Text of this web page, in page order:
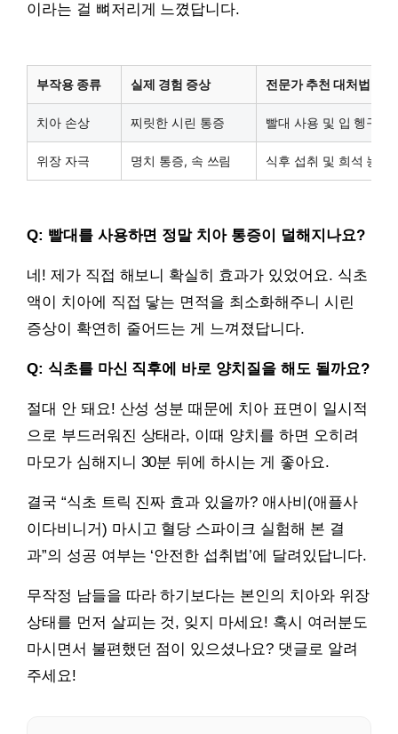
이라는 걸 뼈저리게 느꼈답니다.
부작용 종류 실제 경험 증상 전문가 추천 대처법
치아 손상 찌릿한 시린 통증 빨대 사용 및 입 헹구기
위장 자극 명치 통증, 속 쓰림 식후 섭취 및 희석 농도
Q: 빨대를 사용하면 정말 치아 통증이 덜해지나요?
네! 제가 직접 해보니 확실히 효과가 있었어요. 식초
액이 치아에 직접 닿는 면적을 최소화해주니 시린
증상이 확연히 줄어드는 게 느껴졌답니다.
Q: 식초를 마신 직후에 바로 양치질을 해도 될까요?
절대 안 돼요! 산성 성분 때문에 치아 표면이 일시적
으로 부드러워진 상태라, 이때 양치를 하면 오히려
마모가 심해지니 30분 뒤에 하시는 게 좋아요.
결국 “식초 트릭 진짜 효과 있을까? 애사비(애플사
이다비니거) 마시고 혈당 스파이크 실험해 본 결
과”의 성공 여부는 ‘안전한 섭취법’에 달려있답니다.
무작정 남들을 따라 하기보다는 본인의 치아와 위장
상태를 먼저 살피는 것, 잊지 마세요! 혹시 여러분도
마시면서 불편했던 점이 있으셨나요? 댓글로 알려
주세요!